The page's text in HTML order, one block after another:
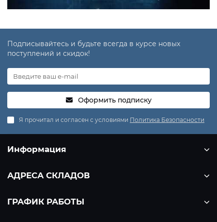
Подписывайтесь и будьте всегда в курсе новых
поступлений и скидок!
Оформить подписку
Я прочитал и согласен с условиями Политика Безопасности
Информация
АДРЕСА СКЛАДОВ
ГРАФИК РАБОТЫ